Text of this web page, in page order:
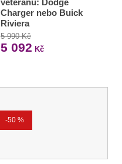
Charger nebo Buick
Riviera
5 990 Kč
5 092 Kč
-50 %